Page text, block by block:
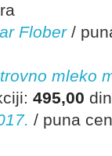
Flober/
mleko
495,00
/ puna